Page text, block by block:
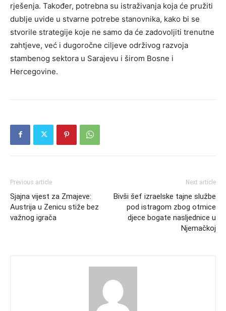
rješenja. Također, potrebna su istraživanja koja će pružiti
dublje uvide u stvarne potrebe stanovnika, kako bi se
stvorile strategije koje ne samo da će zadovoljiti trenutne
zahtjeve, već i dugoročne ciljeve održivog razvoja
stambenog sektora u Sarajevu i širom Bosne i
Hercegovine.
Previous article
Sjajna vijest za Zmajeve:
Austrija u Zenicu stiže bez
važnog igrača
Next article
Bivši šef izraelske tajne službe
pod istragom zbog otmice
djece bogate nasljednice u
Njemačkoj